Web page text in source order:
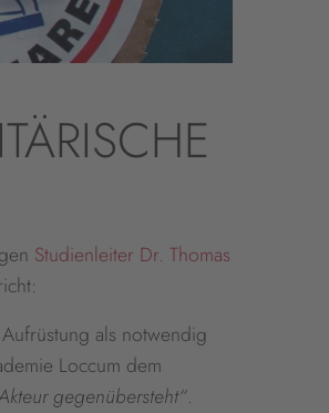
Studienleiter Dr. Thomas
als notwendig
Loccum dem
gegenübersteht“.